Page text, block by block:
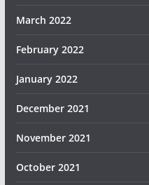
March 2022
February 2022
January 2022
December 2021
November 2021
October 2021